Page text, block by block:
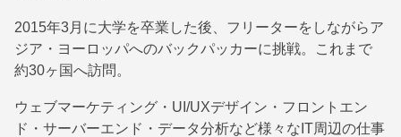
2015年3月に大学を卒業した後、フリーターをしながらア
ジア・ヨーロッパへのバックパッカーに挑戦。これまで
約30ヶ国へ訪問。
ウェブマーケティング・UI/UXデザイン・フロントエン
ド・サーバーエンド・データ分析など様々なIT周辺の仕事